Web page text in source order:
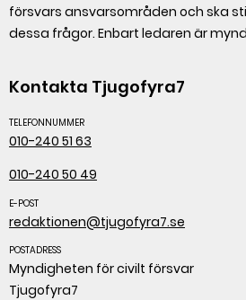
försvars ansvarsområden och ska
dessa frågor. Enbart ledaren är
Kontakta Tjugofyra7
TELEFONNUMMER
010-240 51 63
010-240 50 49
E-POST
redaktionen@tjugofyra7.se
POSTADRESS
Myndigheten för civilt försvar
Tjugofyra7